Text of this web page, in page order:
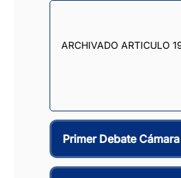
ARCHIVADO ARTICULO
Primer Debate Cámara